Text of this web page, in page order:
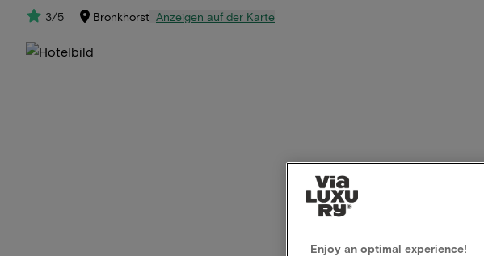
3/5 Bronkhorst Anzeigen auf der Karte
Enjoy an optimal experience!